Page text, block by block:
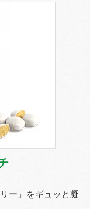
ー」をギュッと凝